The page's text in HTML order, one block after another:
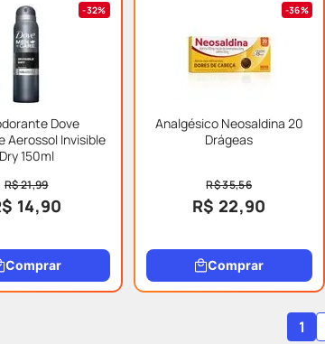
32%
Dove
Aerossol Invisible
Dry 150ml
R$ 21,99
14,90
Comprar
36%
Analgésico Neosaldina 20
Drágeas
R$ 35,56
R$ 22,90
Comprar
1